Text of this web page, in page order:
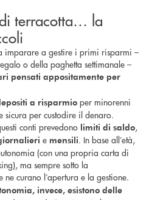
terracotta… la
imparare a gestire i primi risparmi –
o della paghetta settimanale –
pensati appositamente per
a risparmio per minorenni
sicura per custodire il denaro.
conti prevedono limiti di saldo,
e mensili. In base all’età,
(con una propria carta di
ma sempre sotto la
ne curano l’apertura e la gestione.
invece, esistono delle